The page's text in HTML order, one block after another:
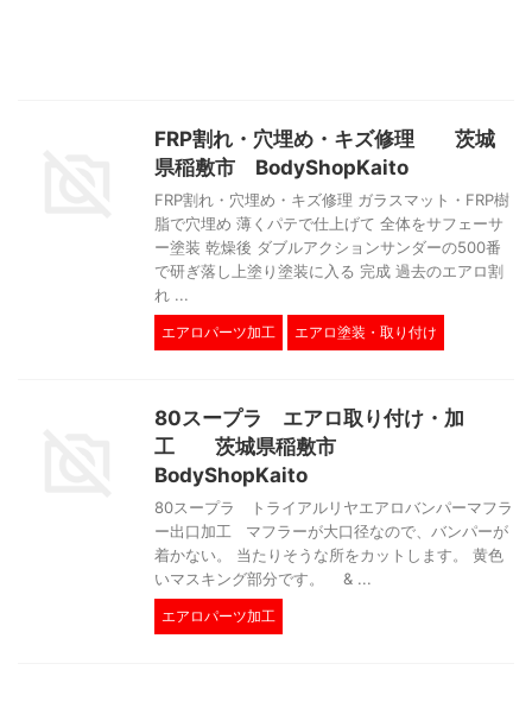
FRP割れ・穴埋め・キズ修理 茨城
県稲敷市 BodyShopKaito
FRP割れ・穴埋め・キズ修理 ガラスマット・FRP樹
脂で穴埋め 薄くパテで仕上げて 全体をサフェーサ
ー塗装 乾燥後 ダブルアクションサンダーの500番
で研ぎ落し上塗り塗装に入る 完成 過去のエアロ割
れ ...
エアロパーツ加工 エアロ塗装・取り付け
80スープラ エアロ取り付け・加
工 茨城県稲敷市
BodyShopKaito
80スープラ トライアルリヤエアロバンパーマフラ
ー出口加工 マフラーが大口径なので、バンパーが
着かない。 当たりそうな所をカットします。 黄色
いマスキング部分です。 & ...
エアロパーツ加工